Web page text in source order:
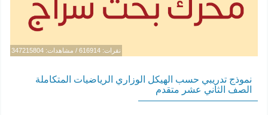
نقرات: 616914 / مشاهدات: 347215804
نموذج تدريبي حسب الهيكل الوزاري الرياضيات المتكاملة
الصف الثاني عشر متقدم